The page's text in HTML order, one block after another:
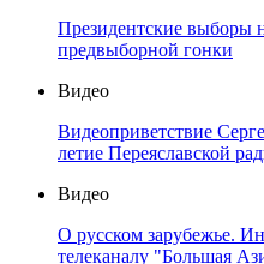
Президентские выборы
предвыборной гонки
Видео
Видеоприветствие
летие Переяславской
Видео
О русском зарубежье.
телеканалу "Большая